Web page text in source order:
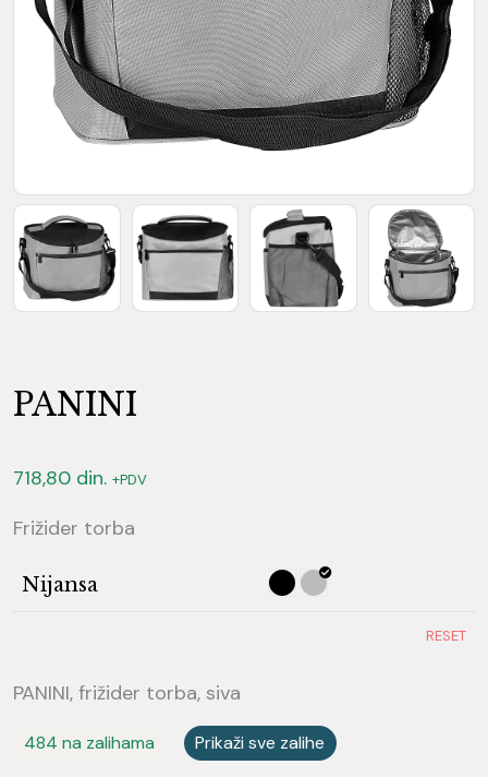
PANINI
718,80 din. +PDV
Frižider torba
Nijansa
RESET
PANINI, frižider torba, siva
484 na zalihama Prikaži sve zalihe